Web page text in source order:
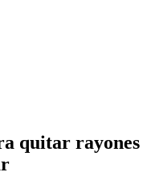
quitar rayones